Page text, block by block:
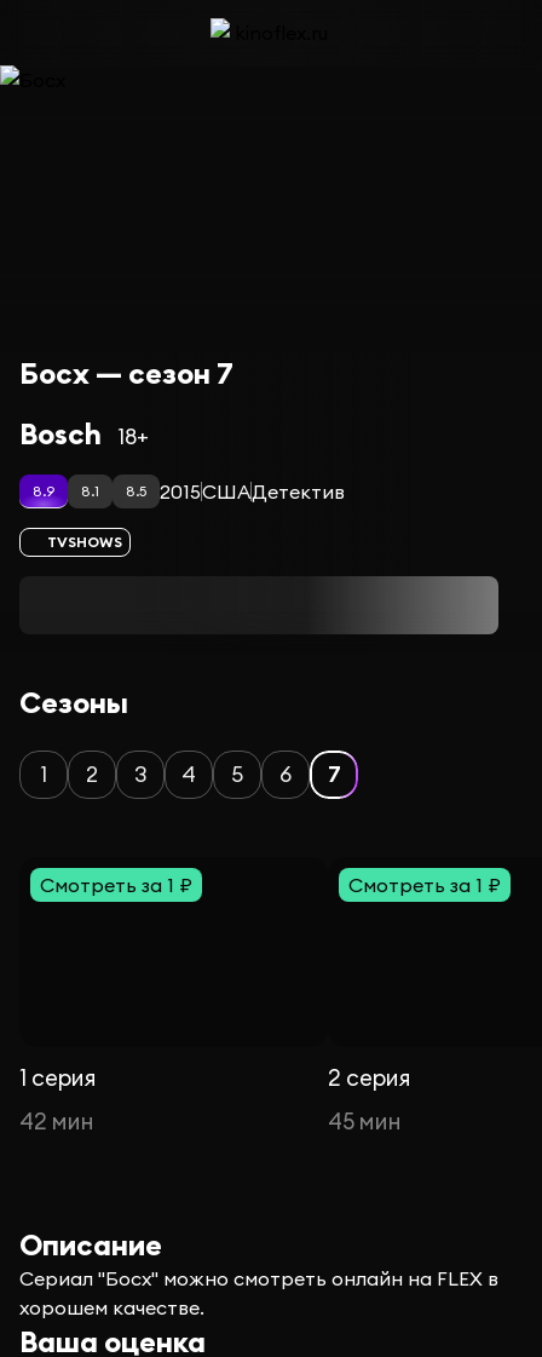
Босх — сезон 7
Bosch
18+
8.9 8.1 8.5 2015СШАДетектив
TVSHOWS
Сезоны
1 2 3 4 5 6 7
Смотреть за 1 ₽
1 серия
42 мин
Смотреть за 1 ₽
2 серия
45 мин
Описание
Сериал "Босх" можно смотреть онлайн на FLEX в
хорошем качестве.
Ваша оценка